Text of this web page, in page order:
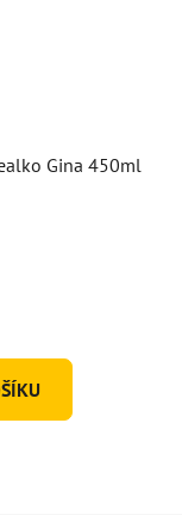
Gina 450ml